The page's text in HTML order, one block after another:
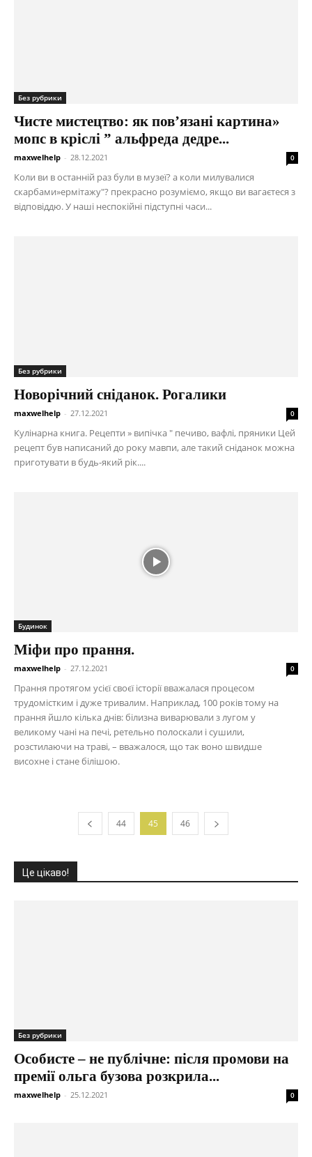
Без рубрики
Чисте мистецтво: як пов’язані картина»
мопс в кріслі ” альфреда дедре...
maxwelhelp - 28.12.2021 0
Коли ви в останній раз були в музеї? а коли милувалися
скарбами»ермітажу"? прекрасно розуміємо, якщо ви вагаєтеся з
відповіддю. У наші неспокійні підступні часи...
Без рубрики
Новорічний сніданок. Рогалики
maxwelhelp - 27.12.2021 0
Кулінарна книга. Рецепти » випічка " печиво, вафлі, пряники Цей
рецепт був написаний до року мавпи, але такий сніданок можна
приготувати в будь-який рік....
Будинок
Міфи про прання.
maxwelhelp - 27.12.2021 0
Прання протягом усієї своєї історії вважалася процесом
трудомістким і дуже тривалим. Наприклад, 100 років тому на
прання йшло кілька днів: білизна виварювали з лугом у
великому чані на печі, ретельно полоскали і сушили,
розстилаючи на траві, – вважалося, що так воно швидше
висохне і стане білішою.
44 45 46
Це цікаво!
Без рубрики
Особисте – не публічне: після промови на
премії ольга бузова розкрила...
maxwelhelp - 25.12.2021 0